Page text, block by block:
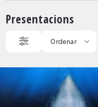
Presentacions
FiltrarOrdenar